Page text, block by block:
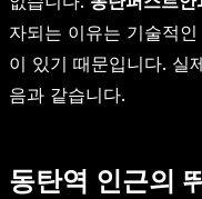
자되는 이유는 기술적
이 있기 때문입니다. 실
음과 같습니다.
동탄역 인근의